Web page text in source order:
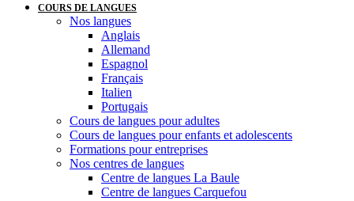
COURS DE LANGUES
Nos langues
Anglais
Allemand
Espagnol
Français
Italien
Portugais
Cours de langues pour adultes
Cours de langues pour enfants et adolescents
Formations pour entreprises
Nos centres de langues
Centre de langues La Baule
Centre de langues Carquefou